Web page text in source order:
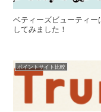
ベティーズビューティ
してみました！
ポイントサイト比較